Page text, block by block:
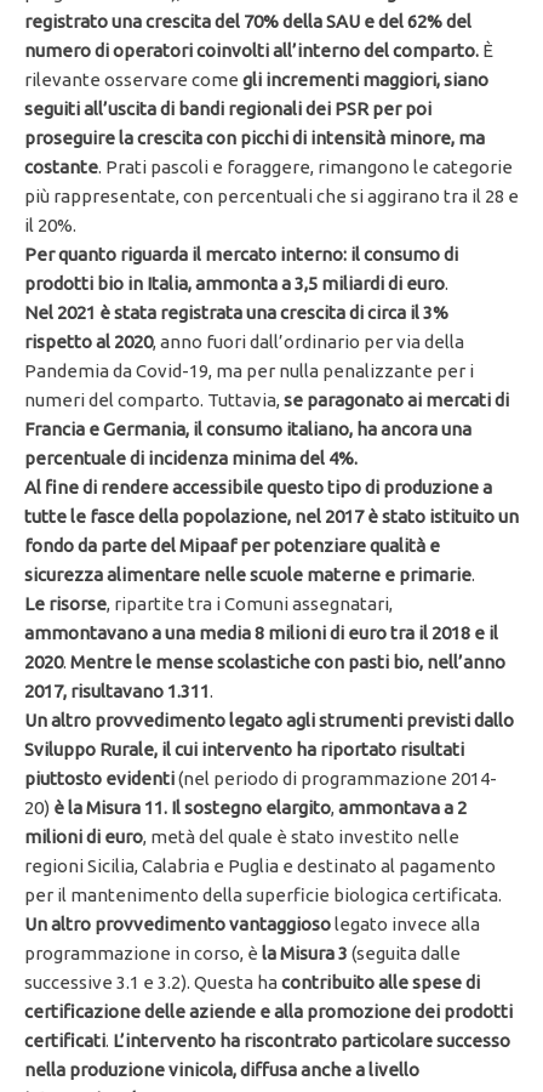
registrato una crescita del 70% della SAU e del 62% del
numero di operatori coinvolti all’interno del comparto. È
rilevante osservare come gli incrementi maggiori, siano
seguiti all’uscita di bandi regionali dei PSR per poi
proseguire la crescita con picchi di intensità minore, ma
costante. Prati pascoli e foraggere, rimangono le categorie
più rappresentate, con percentuali che si aggirano tra il 28 e
il 20%.
Per quanto riguarda il mercato interno: il consumo di
prodotti bio in Italia, ammonta a 3,5 miliardi di euro.
Nel 2021 è stata registrata una crescita di circa il 3%
rispetto al 2020, anno fuori dall’ordinario per via della
Pandemia da Covid-19, ma per nulla penalizzante per i
numeri del comparto. Tuttavia,se paragonato ai mercati di
Francia e Germania, il consumo italiano, ha ancora una
percentuale di incidenza minima del 4%.
Al fine di rendere accessibile questo tipo di produzione a
tutte le fasce della popolazione, nel 2017 è stato istituito un
fondo da parte del Mipaaf per potenziare qualità e
sicurezza alimentare nelle scuole materne e primarie.
Le risorse, ripartite tra i Comuni assegnatari,
ammontavano a una media 8 milioni di euro tra il 2018 e il
2020. Mentre le mense scolastiche con pasti bio, nell’anno
2017, risultavano 1.311.
Un altro provvedimento legato agli strumenti previsti dallo
Sviluppo Rurale, il cui intervento ha riportato risultati
piuttosto evidenti(nel periodo di programmazione 2014-
20) è la Misura 11. Il sostegno elargito,ammontava a 2
milioni di euro, metà del quale è stato investito nelle
regioni Sicilia, Calabria e Puglia e destinato al pagamento
per il mantenimento della superficie biologica certificata.
Un altro provvedimento vantaggiosolegato invece alla
programmazione in corso, è la Misura 3 (seguita dalle
successive 3.1 e 3.2). Questa hacontribuito alle spese di
certificazione delle aziende e alla promozione dei prodotti
certificati. L’intervento ha riscontrato particolare successo
nella produzione vinicola, diffusa anche a livello